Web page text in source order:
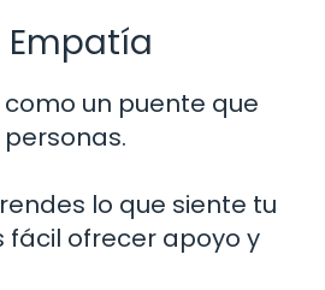
un puente que
lo que siente tu
fácil ofrecer apoyo y